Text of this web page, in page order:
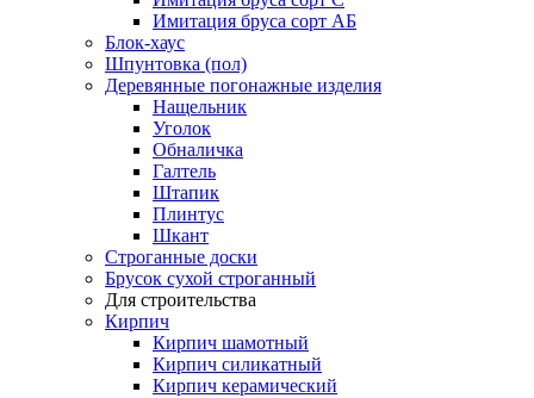
Имитация бруса сорт АБ
Блок-хаус
Шпунтовка (пол)
Деревянные погонажные изделия
Нащельник
Уголок
Обналичка
Галтель
Штапик
Плинтус
Шкант
Строганные доски
Брусок сухой строганный
Для строительства
Кирпич
Кирпич шамотный
Кирпич силикатный
Кирпич керамический